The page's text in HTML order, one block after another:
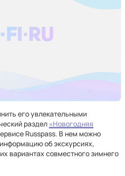
его увлекательными
раздел «Новогодняя
Russpass. В нем можно
об экскурсиях,
вариантах совместного зимнего